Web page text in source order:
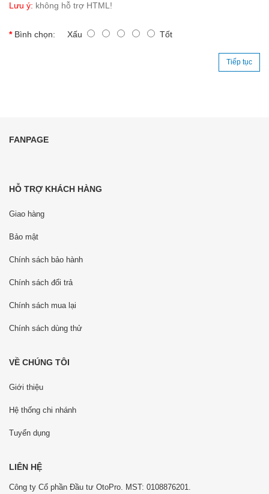
Lưu ý: không hỗ trợ HTML!
Bình chọn: Xấu Tốt
Tiếp tục
FANPAGE
HỖ TRỢ KHÁCH HÀNG
Giao hàng
Bảo mật
Chính sách bảo hành
Chính sách đổi trả
Chính sách mua lại
Chính sách dùng thử
VỀ CHÚNG TÔI
Giới thiệu
Hệ thống chi nhánh
Tuyển dụng
LIÊN HỆ
Công ty Cổ phần Đầu tư OtoPro. MST: 0108876201.